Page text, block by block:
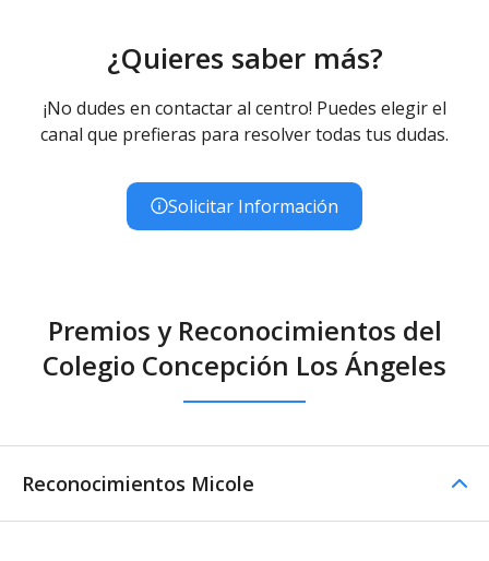
¿Quieres saber más?
¡No dudes en contactar al centro! Puedes elegir el
canal que prefieras para resolver todas tus dudas.
Solicitar Información
Premios y Reconocimientos del
Colegio Concepción Los Ángeles
Reconocimientos Micole